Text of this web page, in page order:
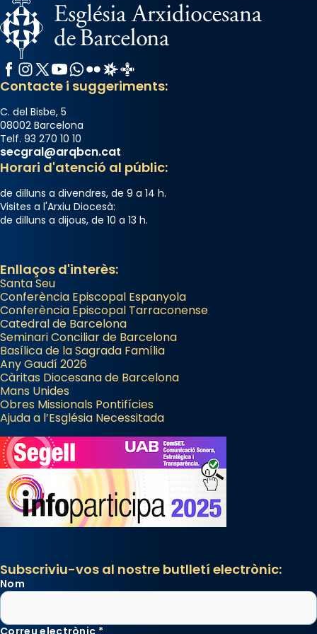
Des de 1985 hi participa també un grup de
diablesses amb música i ball propis. Festa
gran a Mataró.
«Si vols saber què és calor, ves per les
Santes a Mataró»🥵.
Photo
View on Facebook
Facebook
Instagram
X / Twitter
YouTube
WhatsApp
FlickrRadio Estel
Catalunya Cristiana
Contacte i suggeriments:
C. del Bisbe, 5
08002 Barcelona
Telf. 93 270 10 10
secgral@arqbcn.cat
Horari d'atenció al públic:
de dilluns a divendres, de 9 a 14 h.
Visites a l'Arxiu Diocesà:
de dilluns a dijous, de 10 a 13 h.
Enllaços d'interès:
Santa Seu
Conferència Episcopal Espanyola
Conferència Episcopal Tarraconense
Catedral de Barcelona
Seminari Conciliar de Barcelona
Basílica de la Sagrada Família
Any Gaudí 2026
Càritas Diocesana de Barcelona
Mans Unides
Obres Missionals Pontifícies
Ajuda a l’Església Necessitada
Subscriviu-vos al nostre butlletí electrònic:
Nom